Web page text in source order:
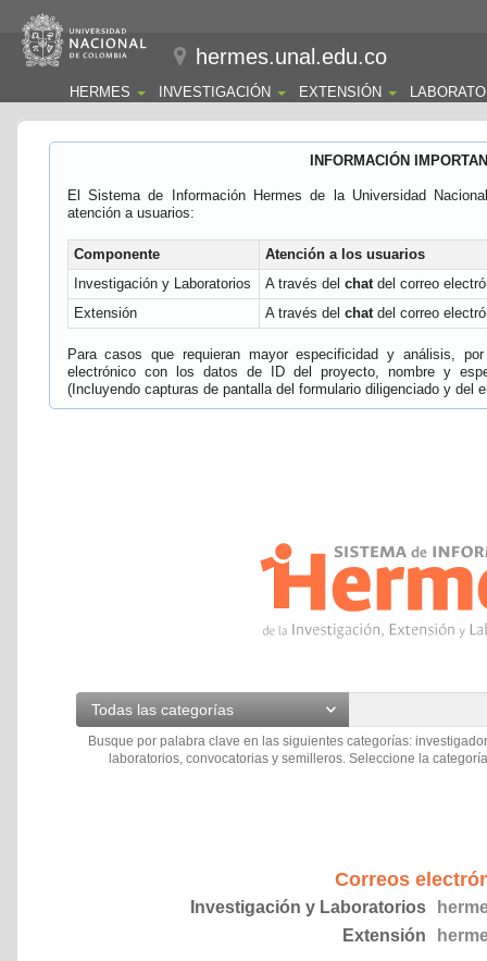
hermes.unal.edu.co
HERMES INVESTIGACIÓN EXTENSIÓN
INFORMACIÓN
El Sistema de Información Hermes de la Universidad
atención a usuarios:
Componente
Atención a los usuarios
Investigación y Laboratorios
A través del chatdel correo
Extensión
A través del chatdel correo
Para casos que requieran mayor especificidad y análisis,
electrónico con los datos de ID del proyecto, nombre y
(Incluyendo capturas de pantalla del formulario diligenciado y del
Todas las categorías
Busque por palabra clave en las siguientes categorías:
laboratorios, convocatorias y semilleros. Seleccione la
Correos
Investigación y Laboratorios
Extensión